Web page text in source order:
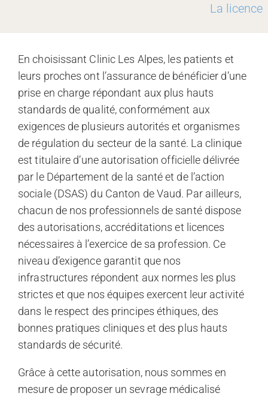
La licence
En choisissant Clinic Les Alpes, les patients et
leurs proches ont l’assurance de bénéficier d’une
prise en charge répondant aux plus hauts
standards de qualité, conformément aux
exigences de plusieurs autorités et organismes
de régulation du secteur de la santé. La clinique
est titulaire d’une autorisation officielle délivrée
par le Département de la santé et de l’action
sociale (DSAS) du Canton de Vaud. Par ailleurs,
chacun de nos professionnels de santé dispose
des autorisations, accréditations et licences
nécessaires à l’exercice de sa profession. Ce
niveau d’exigence garantit que nos
infrastructures répondent aux normes les plus
strictes et que nos équipes exercent leur activité
dans le respect des principes éthiques, des
bonnes pratiques cliniques et des plus hauts
standards de sécurité.
Grâce à cette autorisation, nous sommes en
mesure de proposer un sevrage médicalisé